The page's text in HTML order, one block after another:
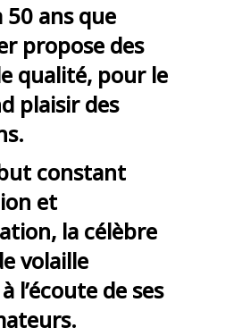
50 ans que
propose des
qualité, pour le
plaisir des
constant
et
la célèbre
volaille
l’écoute de ses